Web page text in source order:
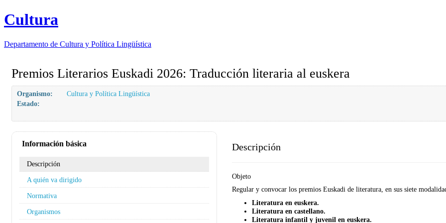
Cultura
Departamento de Cultura y Política Lingüística
Premios Literarios Euskadi 2026: Traducción literaria al euskera
Organismo:
Cultura y Política Lingüística
Estado:
Información básica
Descripción
A quién va dirigido
Normativa
Organismos
Descripción
Objeto
Regular y convocar los premios Euskadi de literatura, en sus siete
Literatura en euskera.
Literatura en castellano.
Literatura infantil y juvenil en euskera.